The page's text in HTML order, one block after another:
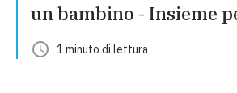
un bambino - In­sieme
1 minuto di lettura